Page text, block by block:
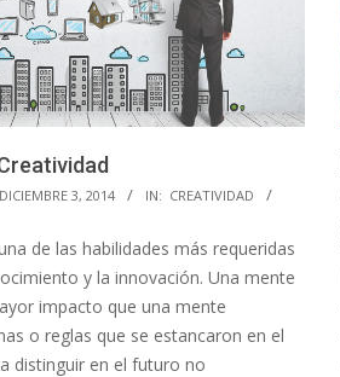
DICIEMBRE 3, 2014 IN: CREATIVIDAD
de las habilidades más requeridas
y la innovación. Una mente
impacto que una mente
o reglas que se estancaron en el
distinguir en el futuro no